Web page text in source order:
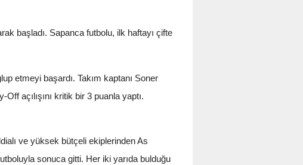
başladı. Sapanca futbolu, ilk haftayı çifte
etmeyi başardı. Takım kaptanı Soner
açılışını kritik bir 3 puanla yaptı.
ve yüksek bütçeli ekiplerinden As
sonuca gitti. Her iki yarıda bulduğu